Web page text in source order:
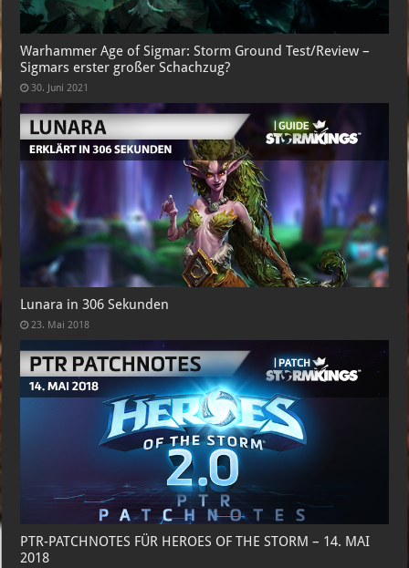
Warhammer Age of Sigmar: Storm Ground Test/Review –
Sigmars erster großer Schachzug?
30. Juni 2021
Lunara in 306 Sekunden
23. Mai 2018
PTR-PATCHNOTES FÜR HEROES OF THE STORM – 14. MAI
2018